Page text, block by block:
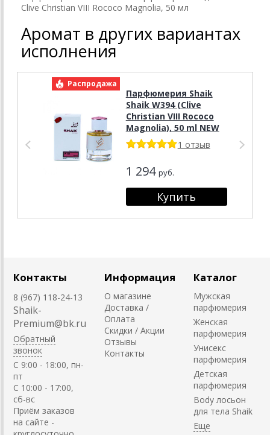
Clive Christian VIII Rococo Magnolia, 50 мл
Аромат в других вариантах
исполнения
Распродажа
Парфюмерия Shaik
Shaik W394 (Clive
Christian VIII Rococo
Magnolia), 50 ml NEW
1 отзыв
1 294 руб.
Контакты
8 (967) 118-24-13
Shaik-
Premium@bk.ru
Обратный
звонок
C 9:00 - 18:00, пн-
пт
С 10:00 - 17:00,
сб-вс
Приём заказов
на сайте -
Информация
О магазине
Доставка /
Оплата
Скидки / Акции
Отзывы
Контакты
Каталог
Мужская
парфюмерия
Женская
парфюмерия
Унисекс
парфюмерия
Детская
парфюмерия
Body лосьон
для тела Shaik